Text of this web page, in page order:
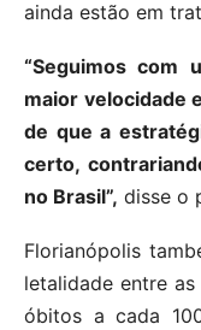
ainda estão em
“Seguimos com
maior velocidade
de que a
certo,
no Brasil”, disse o
Florianópolis
letalidade entre
óbitos a cada